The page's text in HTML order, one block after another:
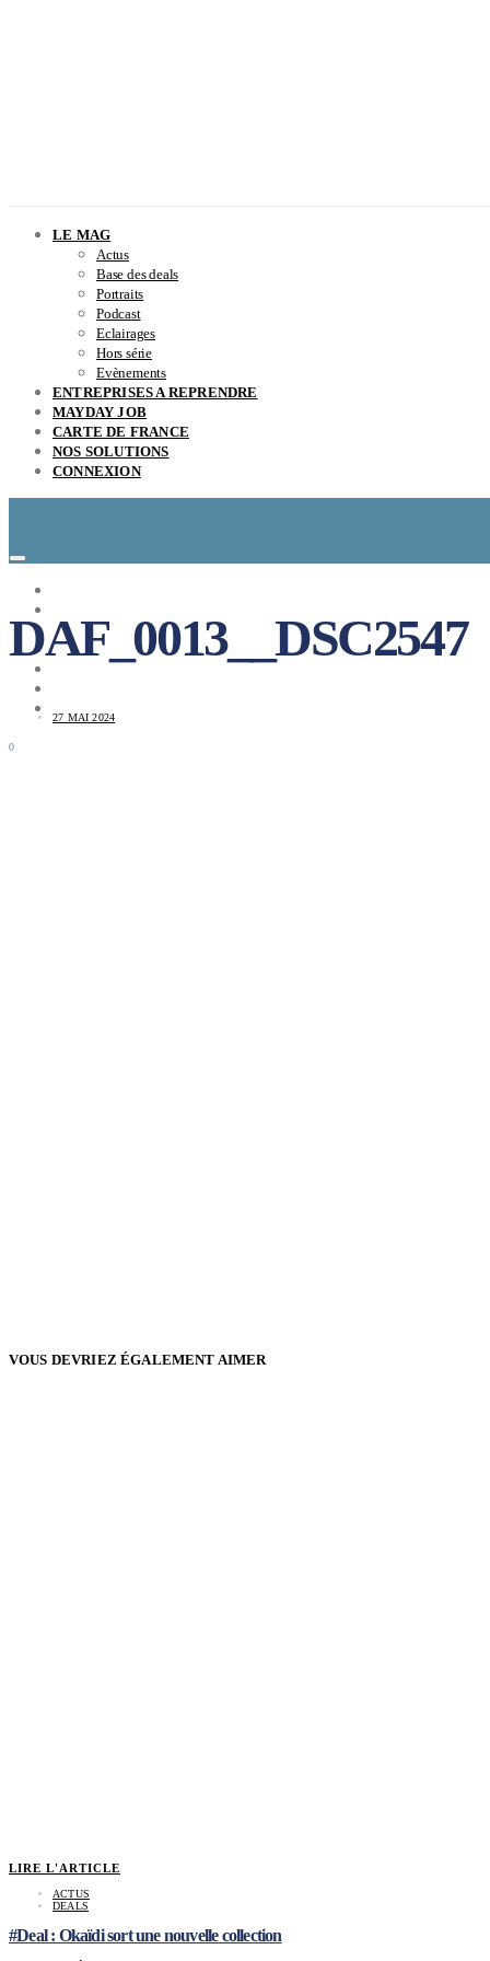
LE MAG
Actus
Base des deals
Portraits
Podcast
Eclairages
Hors série
Evènements
ENTREPRISES A REPRENDRE
MAYDAY JOB
CARTE DE FRANCE
NOS SOLUTIONS
CONNEXION
ENTREPRISES A REPRENDRE
MAYDAY JOB
0
DAF_0013__DSC2547
27 MAI 2024
VOUS DEVRIEZ ÉGALEMENT AIMER
LIRE L'ARTICLE
ACTUS
DEALS
#Deal : Okaïdi sort une nouvelle collection